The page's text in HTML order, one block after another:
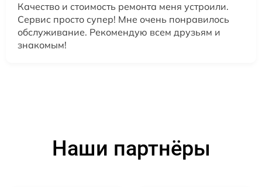
Качество и стоимость ремонта меня устроили.
Сервис просто супер! Мне очень понравилось
обслуживание. Рекомендую всем друзьям и
знакомым!
Наши партнёры